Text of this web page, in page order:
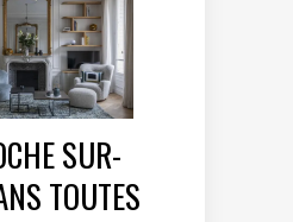
SUR-
TOUTES